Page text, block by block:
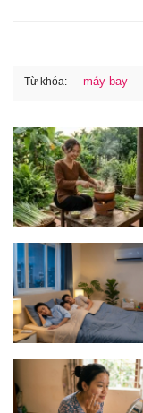
Từ khóa: máy bay